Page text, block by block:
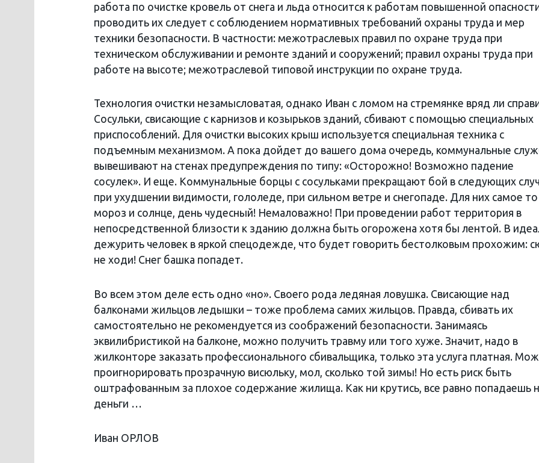
работа по очистке кровель от снега и льда относится к работам повышенной
проводить их следует с соблюдением нормативных требований охраны труда и мер
техники безопасности. В частности: межотраслевых правил по охране труда при
техническом обслуживании и ремонте зданий и сооружений; правил охраны труда при
работе на высоте; межотраслевой типовой инструкции по охране труда.
Технология очистки незамысловатая, однако Иван с ломом на стремянке вряд ли
Сосульки, свисающие с карнизов и козырьков зданий, сбивают с помощью специальных
приспособлений. Для очистки высоких крыш используется специальная техника с
подъемным механизмом. А пока дойдет до вашего дома очередь, коммунальные
вывешивают на стенах предупреждения по типу: «Осторожно! Возможно падение
сосулек». И еще. Коммунальные борцы с сосульками прекращают бой в следующих
при ухудшении видимости, гололеде, при сильном ветре и снегопаде. Для них самое то
мороз и солнце, день чудесный! Немаловажно! При проведении работ территория в
непосредственной близости к зданию должна быть огорожена хотя бы лентой. В
дежурить человек в яркой спецодежде, что будет говорить бестолковым прохожим:
не ходи! Снег башка попадет.
Во всем этом деле есть одно «но». Своего рода ледяная ловушка. Свисающие над
балконами жильцов ледышки – тоже проблема самих жильцов. Правда, сбивать их
самостоятельно не рекомендуется из соображений безопасности. Занимаясь
эквилибристикой на балконе, можно получить травму или того хуже. Значит, надо в
жилконторе заказать профессионального сбивальщика, только эта услуга платная.
проигнорировать прозрачную висюльку, мол, сколько той зимы! Но есть риск быть
оштрафованным за плохое содержание жилища. Как ни крутись, все равно попадаешь
деньги …
Иван ОРЛОВ